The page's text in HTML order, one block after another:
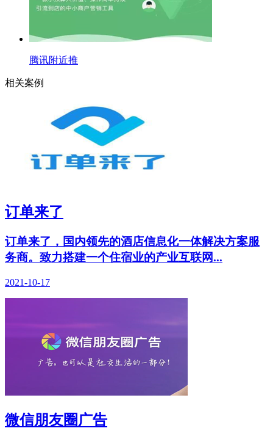
腾讯附近推
相关案例
订单来了
订单来了，国内领先的酒店信息化一体解决方案服
务商。致力搭建一个住宿业的产业互联网...
2021-10-17
微信朋友圈广告